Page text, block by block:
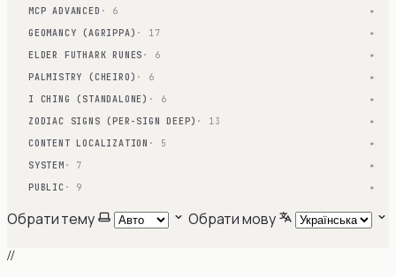
MCP ADVANCED · 6 ▾
GEOMANCY (AGRIPPA) · 17 ▾
ELDER FUTHARK RUNES · 6 ▾
PALMISTRY (CHEIRO) · 6 ▾
I CHING (STANDALONE) · 6 ▾
ZODIAC SIGNS (PER-SIGN DEEP) · 13 ▾
CONTENT LOCALIZATION · 5 ▾
SYSTEM · 7 ▾
PUBLIC · 9 ▾
Обрати тему Обрати мову
//